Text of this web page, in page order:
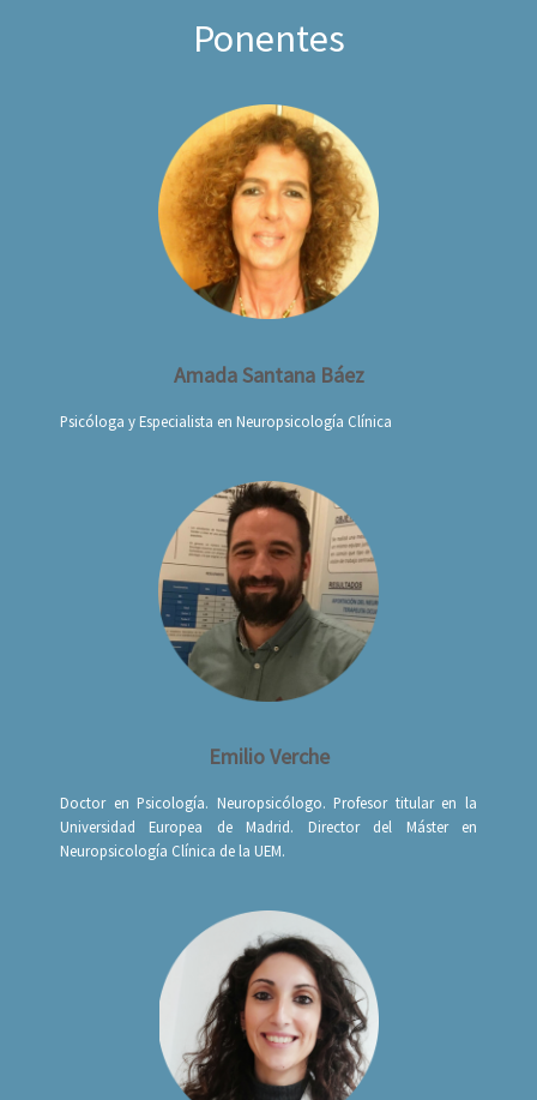
Ponentes
Amada Santana Báez
Psicóloga y Especialista en Neuropsicología Clínica
Emilio Verche
Doctor en Psicología. Neuropsicólogo. Profesor titular en la
Universidad Europea de Madrid. Director del Máster en
Neuropsicología Clínica de la UEM.